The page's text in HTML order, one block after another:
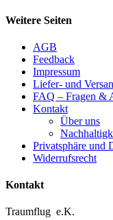
Weitere Seiten
AGB
Feedback
Impressum
Liefer- und
FAQ – Fragen &
Kontakt
Über uns
Privatsphäre und
Widerrufsrecht
Kontakt
Traumflug e.K.